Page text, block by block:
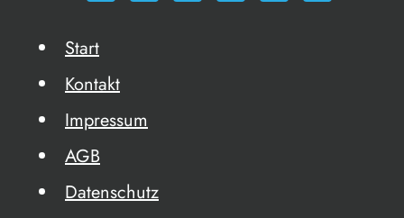
Start
Kontakt
Impressum
AGB
Datenschutz